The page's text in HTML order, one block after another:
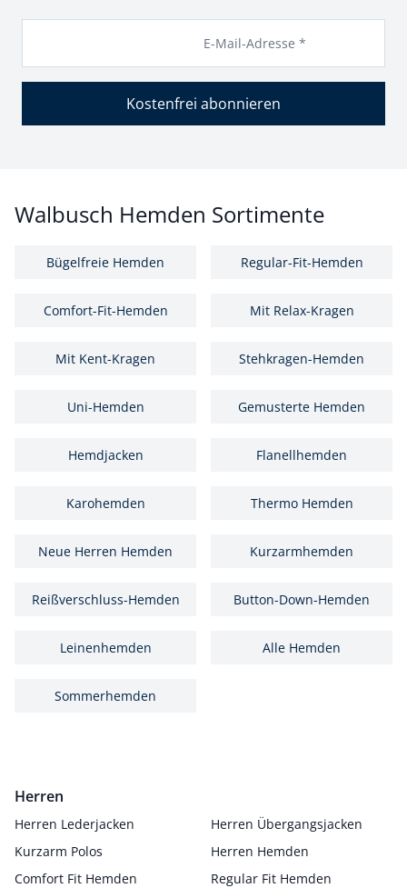
E-Mail-Adresse *
Kostenfrei abonnieren
Walbusch Hemden Sortimente
Bügelfreie Hemden Regular-Fit-Hemden
Comfort-Fit-Hemden Mit Relax-Kragen
Mit Kent-Kragen Stehkragen-Hemden
Uni-Hemden Gemusterte Hemden
Hemdjacken Flanellhemden
Karohemden Thermo Hemden
Neue Herren Hemden Kurzarmhemden
Reißverschluss-Hemden Button-Down-Hemden
Leinenhemden Alle Hemden
Sommerhemden
Herren
Herren Lederjacken
Herren Übergangsjacken
Kurzarm Polos
Herren Hemden
Comfort Fit Hemden
Regular Fit Hemden